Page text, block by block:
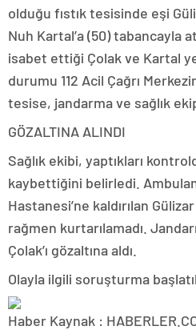
olduğu fıstık tesisinde eşi
Nuh Kartal’a (50) tabancayla
isabet ettiği Çolak ve Kartal
durumu 112 Acil Çağrı
tesise, jandarma ve sağlık
GÖZALTINA ALINDI
Sağlık ekibi, yaptıkları
kaybettiğini belirledi.
Hastanesi’ne kaldırılan
rağmen kurtarılamadı.
Çolak’ı gözaltına aldı.
Olayla ilgili soruşturma
Haber Kaynak :